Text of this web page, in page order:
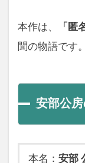
本作は、 「匿
聞の物語です。
安部公
本名：安部